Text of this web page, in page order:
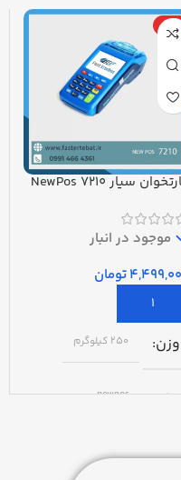
ویژه
کارتخوان سیار NewPos 7210
موجود در انبار
تومان
وزن 250 کیلوگرم
برند newpos
گارانتی